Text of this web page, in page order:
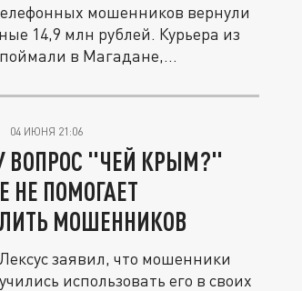
мошенников вернули
14,9 млн рублей. Курьера из
поймали в Магадане,...
04 ИЮНЯ 21:06
ВОПРОС "ЧЕЙ КРЫМ?"
НЕ ПОМОГАЕТ
МОШЕННИКОВ
заявил, что мошенники
использовать его в своих